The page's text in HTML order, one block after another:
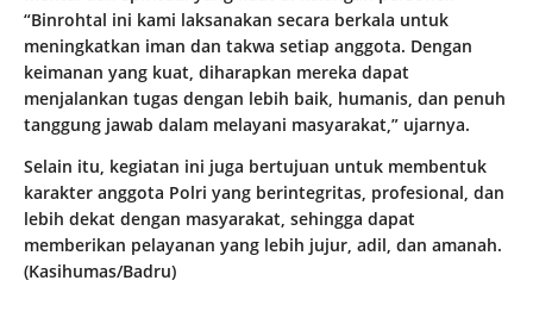
“Binrohtal ini kami laksanakan secara berkala untuk
meningkatkan iman dan takwa setiap anggota. Dengan
keimanan yang kuat, diharapkan mereka dapat
menjalankan tugas dengan lebih baik, humanis, dan penuh
tanggung jawab dalam melayani masyarakat,” ujarnya.
Selain itu, kegiatan ini juga bertujuan untuk membentuk
karakter anggota Polri yang berintegritas, profesional, dan
lebih dekat dengan masyarakat, sehingga dapat
memberikan pelayanan yang lebih jujur, adil, dan amanah.
(Kasihumas/Badru)